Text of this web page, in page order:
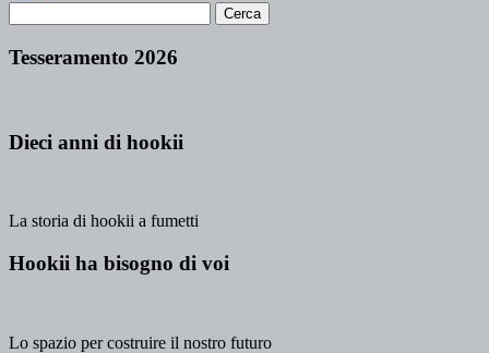
Tesseramento 2026
Dieci anni di hookii
La storia di hookii a fumetti
Hookii ha bisogno di voi
Lo spazio per costruire il nostro futuro